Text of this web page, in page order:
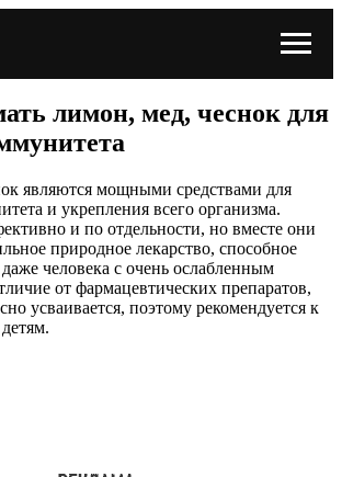
лимон, мед, чеснок для
являются мощными средствами для
и укрепления всего организма.
и по отдельности, но вместе они
природное лекарство, способное
человека с очень ослабленным
от фармацевтических препаратов,
усваивается, поэтому рекомендуется к